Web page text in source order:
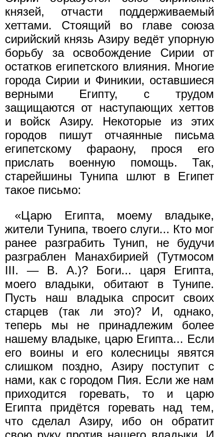
князей, отчасти поддерживаемый
хеттами. Стоящий во главе союза
сирийский князь Азиру ведёт упорную
борьбу за освобождение Сирии от
остатков египетского влияния. Многие
города Сирии и Финикии, оставшиеся
верными Египту, с трудом
защищаются от наступающих хеттов
и войск Азиру. Некоторые из этих
городов пишут отчаянные письма
египетскому фараону, прося его
прислать военную помощь. Так,
старейшины Тунипа шлют в Египет
такое письмо:
«Царю Египта, моему владыке,
жители Тунипа, твоего слуги... Кто мог
ранее разграбить Тунип, не будучи
разграблен Манахбирией (Тутмосом
III. — В. А.)? Боги... царя Египта,
моего владыки, обитают в Тунипе.
Пусть наш владыка спросит своих
старцев (так ли это)? И, однако,
теперь мы не принадлежим более
нашему владыке, царю Египта... Если
его воины и его колесницы явятся
слишком поздно, Азиру поступит с
нами, как с городом Пия. Если же нам
приходится горевать, то и царю
Египта придётся горевать над тем,
что сделал Азиру, ибо он обратит